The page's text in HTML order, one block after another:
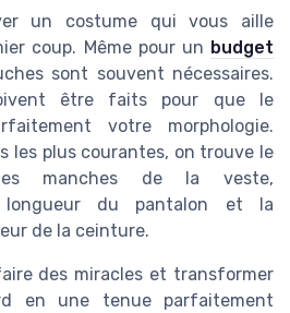
un costume qui vous aille
coup. Même pour un budget
sont souvent nécessaires.
être faits pour que le
votre morphologie.
les plus courantes, on trouve le
des manches de la veste,
du pantalon et la
de la ceinture.
des miracles et transformer
en une tenue parfaitement